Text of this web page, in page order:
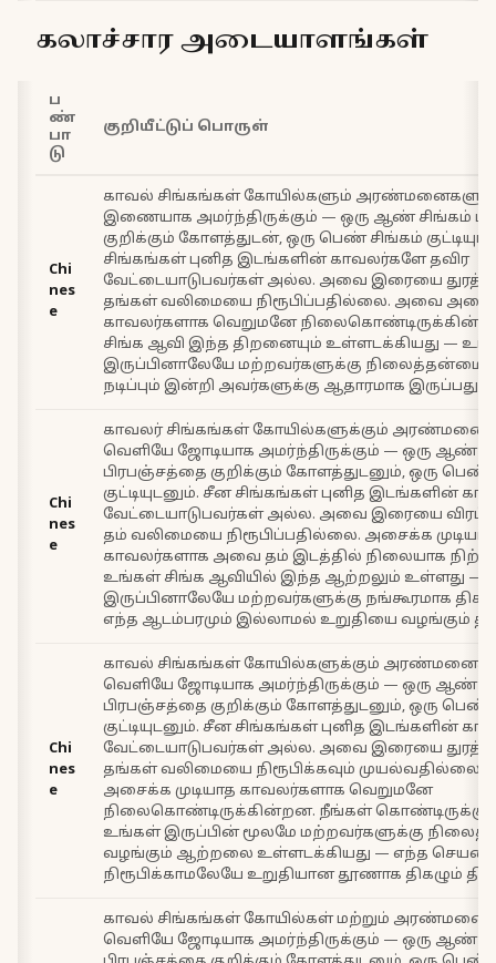
கலாச்சார அடையாளங்கள்
ப
ண்
பா
டு
குறியீட்டுப் பொருள்
Chi
nes
e
காவல் சிங்கங்கள் கோயில்களும் அரண்மனைகளும்
இணையாக அமர்ந்திருக்கும் — ஒரு ஆண் சிங்கம்
குறிக்கும் கோளத்துடன், ஒரு பெண் சிங்கம்
சிங்கங்கள் புனித இடங்களின் காவலர்களே தவிர
வேட்டையாடுபவர்கள் அல்ல. அவை இரையை
தங்கள் வலிமையை நிரூபிப்பதில்லை. அவை
காவலர்களாக வெறுமனே
சிங்க ஆவி இந்த திறனையும் உள்ளடக்கியது —
இருப்பினாலேயே மற்றவர்களுக்கு நிலைத்தன்மை
நடிப்பும் இன்றி அவர்களுக்கு ஆதாரமாக இருப்பது.
Chi
nes
e
காவலர் சிங்கங்கள் கோயில்களுக்கும்
வெளியே ஜோடியாக அமர்ந்திருக்கும் — ஒரு ஆண்
பிரபஞ்சத்தை குறிக்கும் கோளத்துடனும், ஒரு பெண்
குட்டியுடனும். சீன சிங்கங்கள் புனித இடங்களின்
வேட்டையாடுபவர்கள் அல்ல. அவை இரையை
தம் வலிமையை நிரூபிப்பதில்லை. அசைக்க முடியாத
காவலர்களாக அவை தம் இடத்தில் நிலையாக
உங்கள் சிங்க ஆவியில் இந்த ஆற்றலும் உள்ளது —
இருப்பினாலேயே மற்றவர்களுக்கு நங்கூரமாக
எந்த ஆடம்பரமும் இல்லாமல் உறுதியை வழங்கும்
Chi
nes
e
காவல் சிங்கங்கள் கோயில்களுக்கும்
வெளியே ஜோடியாக அமர்ந்திருக்கும் — ஒரு ஆண்
பிரபஞ்சத்தை குறிக்கும் கோளத்துடனும், ஒரு பெண்
குட்டியுடனும். சீன சிங்கங்கள் புனித இடங்களின்
வேட்டையாடுபவர்கள் அல்ல. அவை இரையை
தங்கள் வலிமையை நிரூபிக்கவும்
அசைக்க முடியாத காவலர்களாக வெறுமனே
நிலைகொண்டிருக்கின்றன. நீங்கள் கொண்டிருக்கும்
உங்கள் இருப்பின் மூலமே மற்றவர்களுக்கு
வழங்கும் ஆற்றலை உள்ளடக்கியது — எந்த
நிரூபிக்காமலேயே உறுதியான தூணாக திகழும்
காவல் சிங்கங்கள் கோயில்கள் மற்றும்
வெளியே ஜோடியாக அமர்ந்திருக்கும் — ஒரு ஆண்